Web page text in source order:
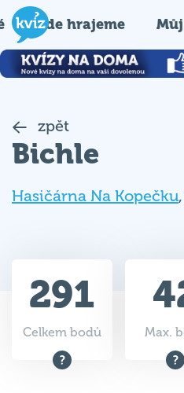
Kde hrajeme
zpět
Bichle
Hasičárna Na Kopečku,
291
Celkem bodů Max.